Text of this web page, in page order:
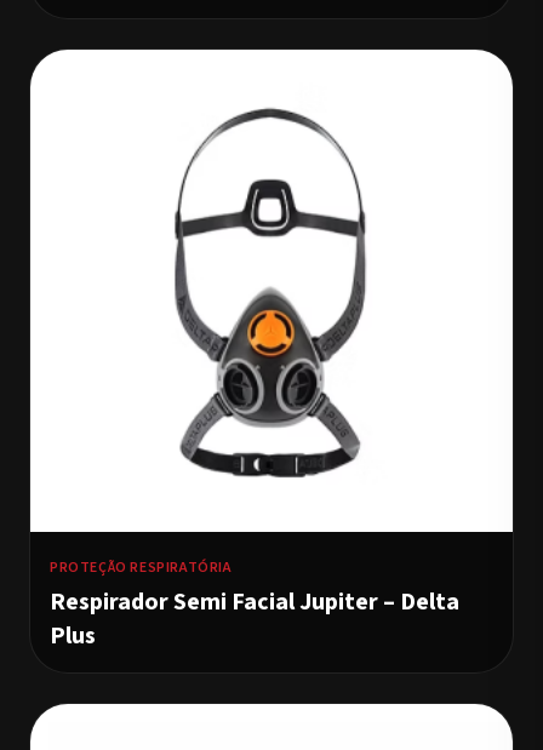
PROTEÇÃO RESPIRATÓRIA
Respirador Semi Facial Jupiter – Delta
Plus